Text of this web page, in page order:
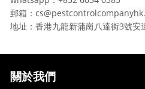
郵箱：
地址：香港九龍新蒲崗八達街3號安
關於我們